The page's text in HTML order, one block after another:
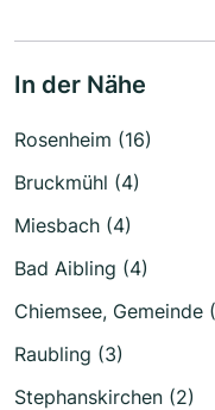
In der Nähe
Rosenheim (16)
Bruckmühl (4)
Miesbach (4)
Bad Aibling (4)
Chiemsee, Gemeinde
Raubling (3)
Stephanskirchen (2)